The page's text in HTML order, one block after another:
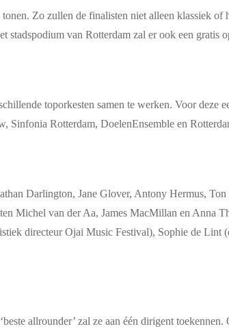
Zo zullen de finalisten niet alleen klassiek
van Rotterdam zal er ook een gratis
toporkesten samen te werken. Voor deze
Sinfonia Rotterdam, DoelenEnsemble en
Darlington, Jane Glover, Antony Hermus,
Michel van der Aa, James MacMillan en Anna
directeur Ojai Music Festival), Sophie de Lint
allrounder’ zal ze aan één dirigent